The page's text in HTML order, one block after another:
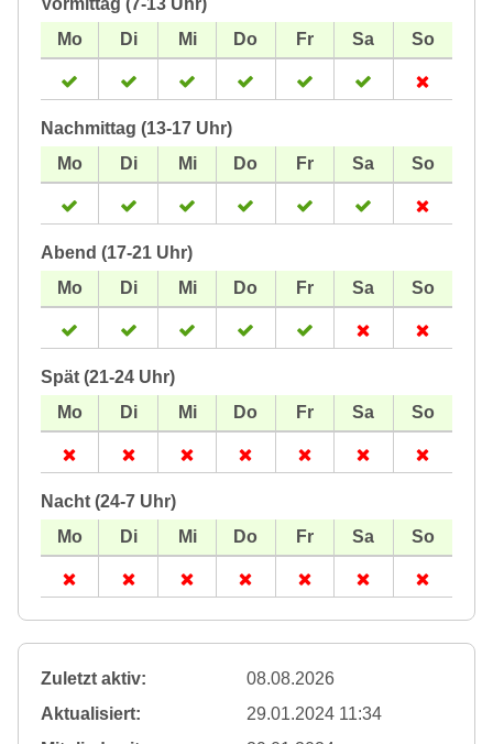
Nachmittag (13-17 Uhr)
Abend (17-21 Uhr)
Spät (21-24 Uhr)
Nacht (24-7 Uhr)
Zuletzt aktiv:
08.08.2026
Aktualisiert:
29.01.2024 11:34